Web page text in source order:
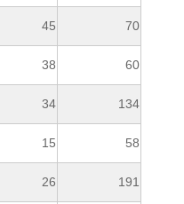
45 70
38 60
34 134
15 58
26 191